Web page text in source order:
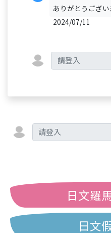
ありがとうござ
2024/07/11
日文羅
日文